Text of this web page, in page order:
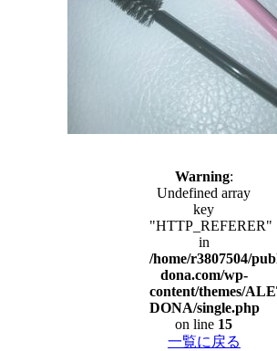
Warning:
Undefined array
key
"HTTP_REFERER"
in
/home/r3807504/
dona.com/wp-
content/themes/
DONA/single.php
on line 15
一覧に戻る